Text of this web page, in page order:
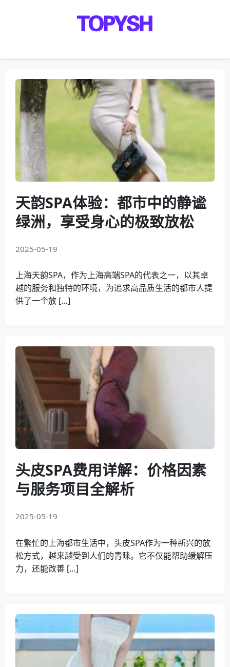
天韵SPA体验：都市中的静谧
绿洲，享受身心的极致放松
2025-05-19
上海天韵SPA，作为上海高端SPA的代表之一，以其卓
越的服务和独特的环境，为追求高品质生活的都市人提
供了一个放 […]
头皮SPA费用详解：价格因素
与服务项目全解析
2025-05-19
在繁忙的上海都市生活中，头皮SPA作为一种新兴的放
松方式，越来越受到人们的青睐。它不仅能帮助缓解压
力，还能改善 […]